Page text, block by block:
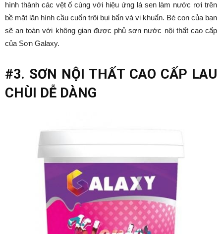
hình thành các vệt ố cùng với hiệu ứng lá sen làm nước rơi trên
bề mặt lăn hình cầu cuốn trôi bụi bẩn và vi khuẩn. Bé con của bạn
sẽ an toàn với không gian được phủ sơn nước nội thất cao cấp
của Sơn Galaxy.
#3. SƠN NỘI THẤT CAO CẤP LAU
CHÙI DỄ DÀNG